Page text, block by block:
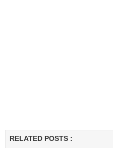
RELATED POSTS :